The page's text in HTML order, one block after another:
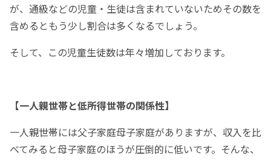
が、通級などの児童・生徒は含まれていないためその数を
含めるともう少し割合は多くなるでしょう。
そして、この児童生徒数は年々増加しております。
【一人親世帯と低所得世帯の関係性】
一人親世帯には父子家庭母子家庭がありますが、収入を比
べてみると母子家庭のほうが圧倒的に低いです。そんな、